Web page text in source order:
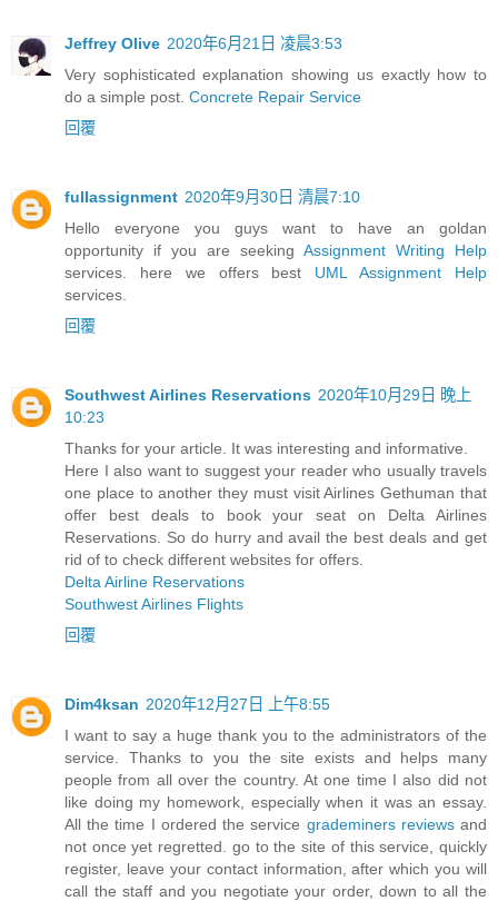
Jeffrey Olive 2020年6月21日 凌晨3:53
Very sophisticated explanation showing us exactly how to
do a simple post. Concrete Repair Service
回覆
fullassignment 2020年9月30日 清晨7:10
Hello everyone you guys want to have an goldan
opportunity if you are seeking Assignment Writing Help
services. here we offers best UML Assignment Help
services.
回覆
Southwest Airlines Reservations 2020年10月29日 晚上
10:23
Thanks for your article. It was interesting and informative.
Here I also want to suggest your reader who usually travels
one place to another they must visit Airlines Gethuman that
offer best deals to book your seat on Delta Airlines
Reservations. So do hurry and avail the best deals and get
rid of to check different websites for offers.
Delta Airline Reservations
Southwest Airlines Flights
回覆
Dim4ksan 2020年12月27日 上午8:55
I want to say a huge thank you to the administrators of the
service. Thanks to you the site exists and helps many
people from all over the country. At one time I also did not
like doing my homework, especially when it was an essay.
All the time I ordered the service grademiners reviewsand
not once yet regretted. go to the site of this service, quickly
register, leave your contact information, after which you will
call the staff and you negotiate your order, down to all the